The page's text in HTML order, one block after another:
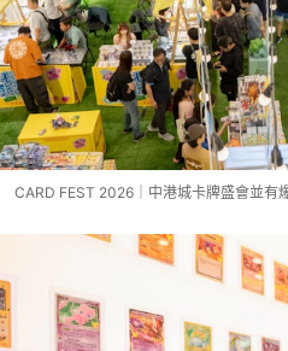
CARD FEST 2026｜中港城卡牌盛會並有